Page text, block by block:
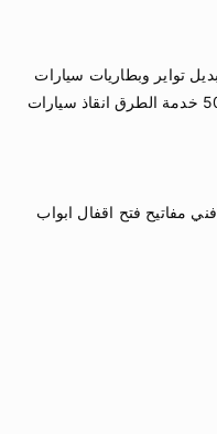
خدمة المساعدة على الطريق 50805535 خدمة الطرق انقاذ سيارات
فتح ابواب سيارات الكويت 50805535 فني مفاتيح فتح اقفال ابواب